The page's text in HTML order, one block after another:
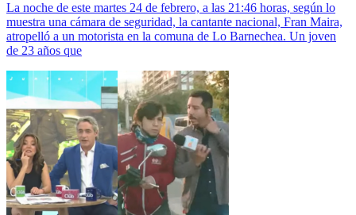
La noche de este martes 24 de febrero, a las 21:46 horas, según lo
muestra una cámara de seguridad, la cantante nacional, Fran Maira,
atropelló a un motorista en la comuna de Lo Barnechea. Un joven
de 23 años que